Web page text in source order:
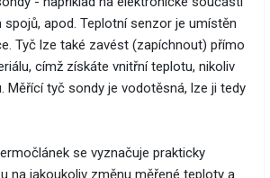
apod. Teplotní senzor je umístěn
Tyč lze také zavést (zapíchnout) přímo
címž získáte vnitřní teplotu, nikoliv
Měřící tyč sondy je vodotěsná, lze ji tedy
se vyznačuje prakticky
na jakoukoliv změnu měřené teploty a